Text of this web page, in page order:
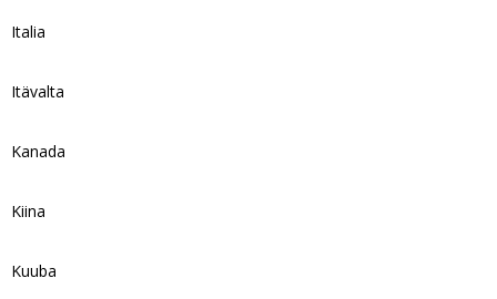
Italia
Itävalta
Kanada
Kiina
Kuuba